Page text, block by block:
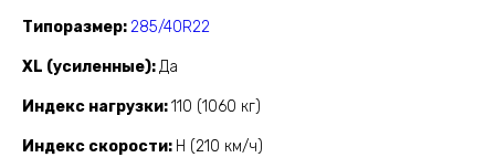
Типоразмер 285/40R22
XL (усиленные) Да
Индекс нагрузки 110 (1060 кг)
Индекс скорости H (210 км/ч)